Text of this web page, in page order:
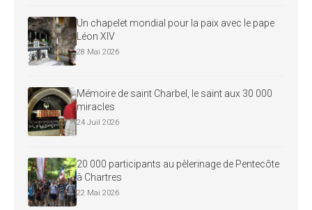
Un chapelet mondial pour la paix avec le pape
Léon XIV
28 Mai 2026
Mémoire de saint Charbel, le saint aux 30 000
miracles
24 Juil 2026
20 000 participants au pèlerinage de Pentecôte
à Chartres
22 Mai 2026